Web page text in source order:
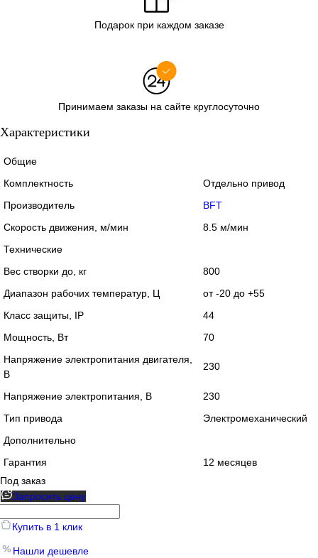
Подарок при каждом заказе
Принимаем заказы на сайте круглосуточно
Характеристики
Общие
Комплектность
Отдельно привод
Производитель
BFT
Скорость движения, м/мин
8.5 м/мин
Технические
Вес створки до, кг
800
Диапазон рабочих температур, Ц
от -20 до +55
Класс защиты, IP
44
Мощность, Вт
70
Напряжение электропитания двигателя,
В
230
Напряжение электропитания, В
230
Тип привода
Электромеханический
Дополнительно
Гарантия
12 месяцев
Под заказ
Запросить цену
Купить в 1 клик
Нашли дешевле